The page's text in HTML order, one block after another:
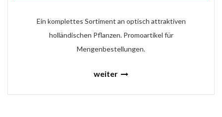
Ein komplettes Sortiment an optisch attraktiven
holländischen Pflanzen. Promoartikel für
Mengenbestellungen.
weiter